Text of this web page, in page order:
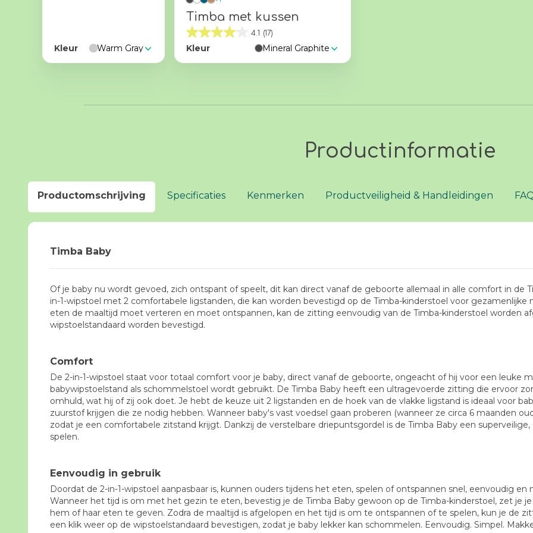
Productinformatie
Productomschrijving
Timba Baby
Of je baby nu wordt gevoed, zich ontspant of speelt, dit kan direct vanaf de geboorte allemaal in alle comfort in de
in-1-wipstoel met 2 comfortabele ligstanden, die kan worden bevestigd op de Timba-kinderstoel voor
eten de maaltijd moet verteren en moet ontspannen, kan de zitting eenvoudig van de Timba-kinderstoel worden
wipstoelstandaard worden bevestigd.
Comfort
De 2-in-1-wipstoel staat voor totaal comfort voor je baby, direct vanaf de geboorte, ongeacht of hij voor een leuke
babywipstoelstand als schommelstoel wordt gebruikt. De Timba Baby heeft een ultragevoerde zitting die ervoor
omhuld, wat hij of zij ook doet. Je hebt de keuze uit 2 ligstanden en de hoek van de vlakke ligstand is ideaal voor
zuurstof krijgen die ze nodig hebben. Wanneer baby's vast voedsel gaan proberen (wanneer ze circa 6 maanden
zodat je een comfortabele zitstand krijgt. Dankzij de verstelbare driepuntsgordel is de Timba Baby een
spelen.
Eenvoudig in gebruik
Doordat de 2-in-1-wipstoel aanpasbaar is, kunnen ouders tijdens het eten, spelen of ontspannen snel, eenvoudig
Wanneer het tijd is om met het gezin te eten, bevestig je de Timba Baby gewoon op de Timba-kinderstoel, zet je
hem of haar eten te geven. Zodra de maaltijd is afgelopen en het tijd is om te ontspannen of te spelen, kun je de
een klik weer op de wipstoelstandaard bevestigen, zodat je baby lekker kan schommelen. Eenvoudig. Simpel.
Specificaties Kenmerken Productveiligheid & Handleidingen
Kleur Warm Gray
Timba met kussen
4.1 (17)
Kleur Mineral Graphite